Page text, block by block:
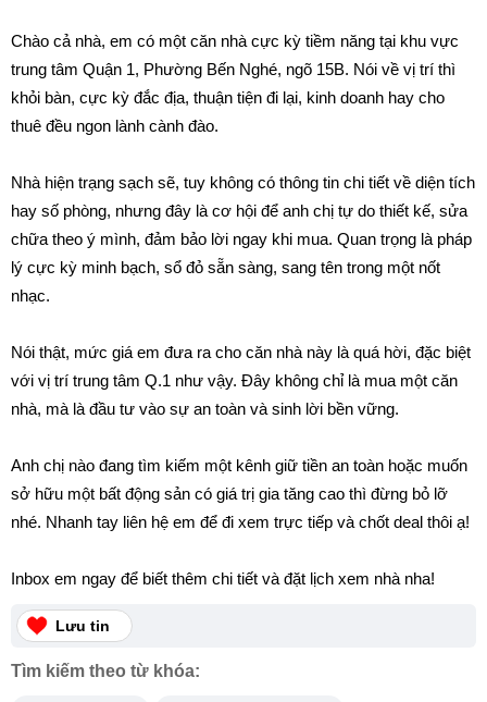
Chào cả nhà, em có một căn nhà cực kỳ tiềm năng tại khu vực
trung tâm Quận 1, Phường Bến Nghé, ngõ 15B. Nói về vị trí thì
khỏi bàn, cực kỳ đắc địa, thuận tiện đi lại, kinh doanh hay cho
thuê đều ngon lành cành đào.
Nhà hiện trạng sạch sẽ, tuy không có thông tin chi tiết về diện tích
hay số phòng, nhưng đây là cơ hội để anh chị tự do thiết kế, sửa
chữa theo ý mình, đảm bảo lời ngay khi mua. Quan trọng là pháp
lý cực kỳ minh bạch, sổ đỏ sẵn sàng, sang tên trong một nốt
nhạc.
Nói thật, mức giá em đưa ra cho căn nhà này là quá hời, đặc biệt
với vị trí trung tâm Q.1 như vậy. Đây không chỉ là mua một căn
nhà, mà là đầu tư vào sự an toàn và sinh lời bền vững.
Anh chị nào đang tìm kiếm một kênh giữ tiền an toàn hoặc muốn
sở hữu một bất động sản có giá trị gia tăng cao thì đừng bỏ lỡ
nhé. Nhanh tay liên hệ em để đi xem trực tiếp và chốt deal thôi ạ!
Inbox em ngay để biết thêm chi tiết và đặt lịch xem nhà nha!
Lưu tin
Tìm kiếm theo từ khóa: